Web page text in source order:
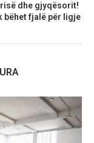
dhe gjyqësorit!
bëhet fjalë për ligje